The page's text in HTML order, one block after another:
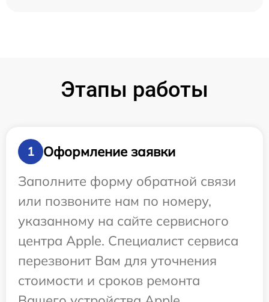
Этапы работы
1
Оформление заявки
Заполните форму обратной связи
или позвоните нам по номеру,
указанному на сайте сервисного
центра Apple. Специалист сервиса
перезвонит Вам для уточнения
стоимости и сроков ремонта